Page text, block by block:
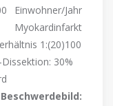
Einwohner/Jahr
1:(20)100
-Dissektion: 30%